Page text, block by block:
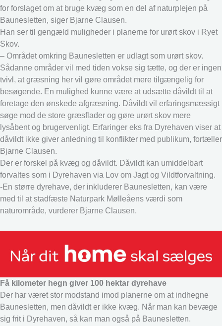
for forslaget om at bruge kvæg som en del af naturplejen på
Baunesletten, siger Bjarne Clausen.
Han ser til gengæld muligheder i planerne for urørt skov i Ryet
Skov.
– Området omkring Baunesletten er udlagt som urørt skov.
Sådanne områder vil med tiden vokse sig tætte, og der er ingen
tvivl, at græsning her vil gøre området mere tilgængelig for
besøgende. En mulighed kunne være at udsætte dåvildt til at
foretage den ønskede afgræsning. Dåvildt vil erfaringsmæssigt
søge mod de store græsflader og gøre urørt skov mere
lysåbent og brugervenligt. Erfaringer eks fra Dyrehaven viser at
dåvildt ikke giver anledning til konflikter med publikum, fortæller
Bjarne Clausen.
Der er forskel på kvæg og dåvildt. Dåvildt kan umiddelbart
forvaltes som i Dyrehaven via Lov om Jagt og Vildtforvaltning.
-En større dyrehave, der inkluderer Baunesletten, kan være
med til at stadfæste Naturpark Mølleåens værdi som
naturområde, vurderer Bjarne Clausen.
Få kilometer hegn giver 100 hektar dyrehave
Der har været stor modstand imod planerne om at indhegne
Baunesletten, men dåvildt er ikke kvæg. Når man kan bevæge
sig frit i Dyrehaven, så kan man også på Baunesletten.